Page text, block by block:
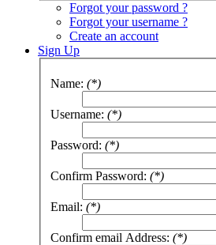
Forgot your password ?
Forgot your username ?
Create an account
Sign Up
Name: (*)
Username: (*)
Password: (*)
Confirm Password: (*)
Email: (*)
Confirm email Address: (*)